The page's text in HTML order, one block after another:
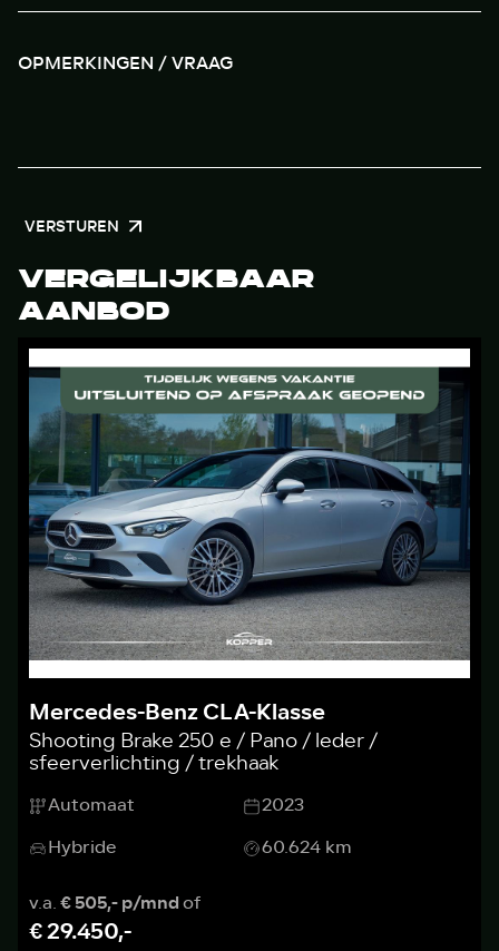
VERSTUREN
VERGELIJKBAAR
AANBOD
Mercedes-Benz CLA-Klasse
Shooting Brake 250 e / Pano / leder /
sfeerverlichting / trekhaak
Automaat
2023
Hybride
60.624 km
v.a.€ 505,- p/mndof
€ 29.450,-